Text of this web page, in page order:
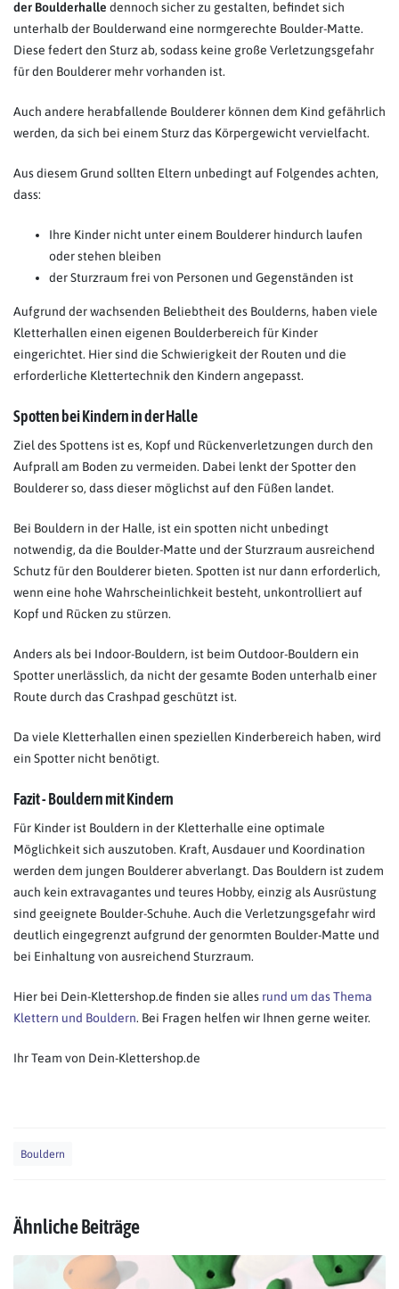
der Boulderhalle dennoch sicher zu gestalten, befindet sich
unterhalb der Boulderwand eine normgerechte Boulder-Matte.
Diese federt den Sturz ab, sodass keine große Verletzungsgefahr
für den Boulderer mehr vorhanden ist.
Auch andere herabfallende Boulderer können dem Kind gefährlich
werden, da sich bei einem Sturz das Körpergewicht vervielfacht.
Aus diesem Grund sollten Eltern unbedingt auf Folgendes achten,
dass:
Ihre Kinder nicht unter einem Boulderer hindurch laufen
oder stehen bleiben
der Sturzraum frei von Personen und Gegenständen ist
Aufgrund der wachsenden Beliebtheit des Boulderns, haben viele
Kletterhallen einen eigenen Boulderbereich für Kinder
eingerichtet. Hier sind die Schwierigkeit der Routen und die
erforderliche Klettertechnik den Kindern angepasst.
Spotten bei Kindern in der Halle
Ziel des Spottens ist es, Kopf und Rückenverletzungen durch den
Aufprall am Boden zu vermeiden. Dabei lenkt der Spotter den
Boulderer so, dass dieser möglichst auf den Füßen landet.
Bei Bouldern in der Halle, ist ein spotten nicht unbedingt
notwendig, da die Boulder-Matte und der Sturzraum ausreichend
Schutz für den Boulderer bieten. Spotten ist nur dann erforderlich,
wenn eine hohe Wahrscheinlichkeit besteht, unkontrolliert auf
Kopf und Rücken zu stürzen.
Anders als bei Indoor-Bouldern, ist beim Outdoor-Bouldern ein
Spotter unerlässlich, da nicht der gesamte Boden unterhalb einer
Route durch das Crashpad geschützt ist.
Da viele Kletterhallen einen speziellen Kinderbereich haben, wird
ein Spotter nicht benötigt.
Fazit - Bouldern mit Kindern
Für Kinder ist Bouldern in der Kletterhalle eine optimale
Möglichkeit sich auszutoben. Kraft, Ausdauer und Koordination
werden dem jungen Boulderer abverlangt. Das Bouldern ist zudem
auch kein extravagantes und teures Hobby, einzig als Ausrüstung
sind geeignete Boulder-Schuhe. Auch die Verletzungsgefahr wird
deutlich eingegrenzt aufgrund der genormten Boulder-Matte und
bei Einhaltung von ausreichend Sturzraum.
Hier bei Dein-Klettershop.de finden sie alles rund um das Thema
Klettern und Bouldern. Bei Fragen helfen wir Ihnen gerne weiter.
Ihr Team von Dein-Klettershop.de
Bouldern
Ähnliche Beiträge